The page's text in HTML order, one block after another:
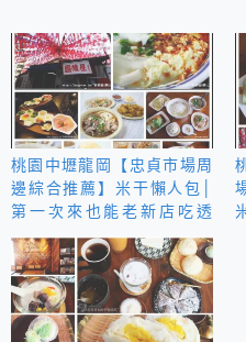
桃園中壢龍岡【忠貞市場周
邊綜合推薦】米干懶人包│
第一次來也能老新店吃透
透！